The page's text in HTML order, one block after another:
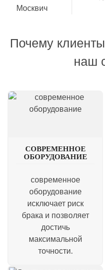
Почему
наш
СОВРЕМЕННОЕ
ОБОРУДОВАНИЕ
современное
оборудование
исключает риск
брака и позволяет
достичь
максимальной
точности.